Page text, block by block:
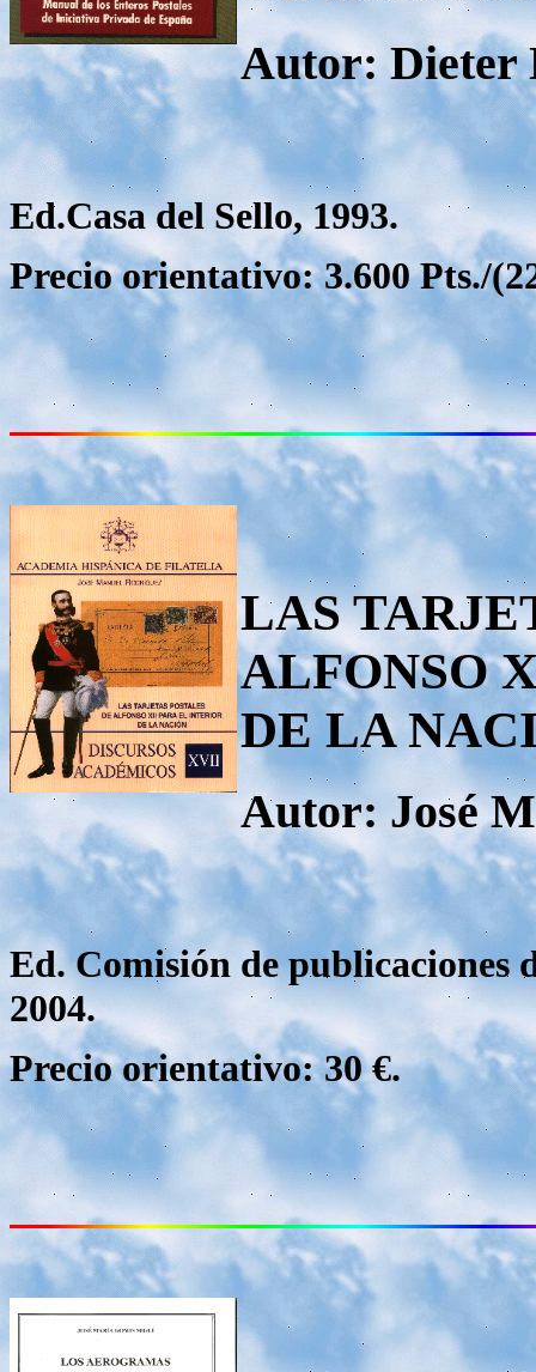
Autor: Dieter
Ed.Casa del Sello, 1993.
Precio orientativo: 3.600 Pts./
LAS
ALFONSO
DE LA
Autor: José
Ed. Comisión de publicaciones
2004.
Precio orientativo: 30 €.